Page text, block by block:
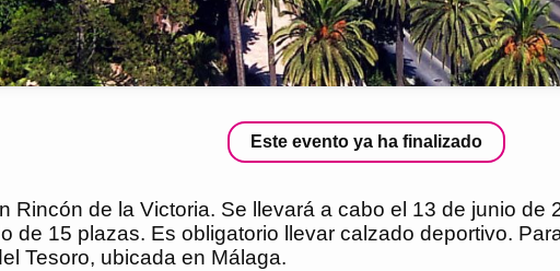
Este evento ya ha finalizado
Rincón de la Victoria. Se llevará a cabo el 13 de junio
de 15 plazas. Es obligatorio llevar calzado deportivo.
Tesoro, ubicada en Málaga.